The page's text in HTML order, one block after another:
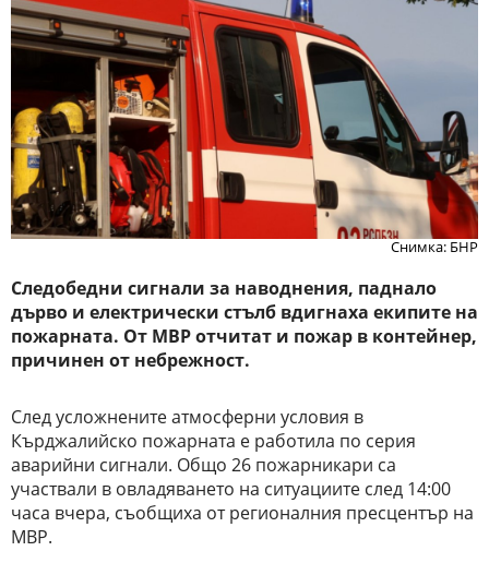
Снимка: БНР
Следобедни сигнали за наводнения, паднало
дърво и електрически стълб вдигнаха екипите на
пожарната. От МВР отчитат и пожар в контейнер,
причинен от небрежност.
След усложнените атмосферни условия в
Кърджалийско пожарната е работила по серия
аварийни сигнали. Общо 26 пожарникари са
участвали в овладяването на ситуациите след 14:00
часа вчера, съобщиха от регионалния пресцентър на
МВР.